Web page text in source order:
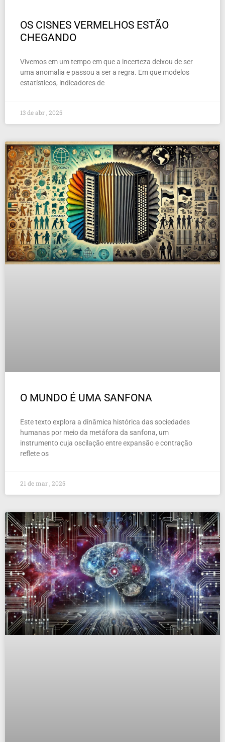
OS CISNES VERMELHOS ESTÃO
CHEGANDO
Vivemos em um tempo em que a incerteza deixou de ser
uma anomalia e passou a ser a regra. Em que modelos
estatísticos, indicadores de
13 de abr , 2025
O MUNDO É UMA SANFONA
Este texto explora a dinâmica histórica das sociedades
humanas por meio da metáfora da sanfona, um
instrumento cuja oscilação entre expansão e contração
reflete os
21 de mar , 2025